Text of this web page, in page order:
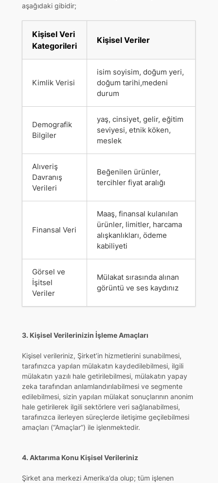
aşağıdaki gibidir;
Kişisel Veri
Kategorileri
Kişisel Veriler
Kimlik Verisi
isim soyisim, doğum yeri,
doğum tarihi,medeni
durum
Demografik
Bilgiler
yaş, cinsiyet, gelir, eğitim
seviyesi, etnik köken,
meslek
Alıveriş
Davranış
Verileri
Beğenilen ürünler,
tercihler fiyat aralığı
Finansal Veri
Maaş, finansal kulanılan
ürünler, limitler, harcama
alışkanlıkları, ödeme
kabiliyeti
Görsel ve
İşitsel
Veriler
Mülakat sırasında alınan
görüntü ve ses kaydınız
3. Kişisel Verilerinizin İşleme Amaçları
Kişisel verileriniz, Şirket’in hizmetlerini sunabilmesi,
tarafınızca yapılan mülakatın kaydedilebilmesi, ilgili
mülakatın yazılı hale getirilebilmesi, mülakatın yapay
zeka tarafından anlamlandırılabilmesi ve segmente
edilebilmesi, sizin yapılan mülakat sonuçlarının anonim
hale getirilerek ilgili sektörlere veri sağlanabilmesi,
tarafınızca ilerleyen süreçlerde iletişime geçilebilmesi
amaçları (“Amaçlar”) ile işlenmektedir.
4. Aktarıma Konu Kişisel Verileriniz
Şirket ana merkezi Amerika’da olup; tüm işlenen